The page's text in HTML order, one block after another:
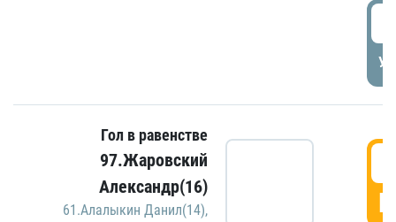
Гол в равенстве
97.Жаровский
Александр(16)
61.Алалыкин Данил(14),